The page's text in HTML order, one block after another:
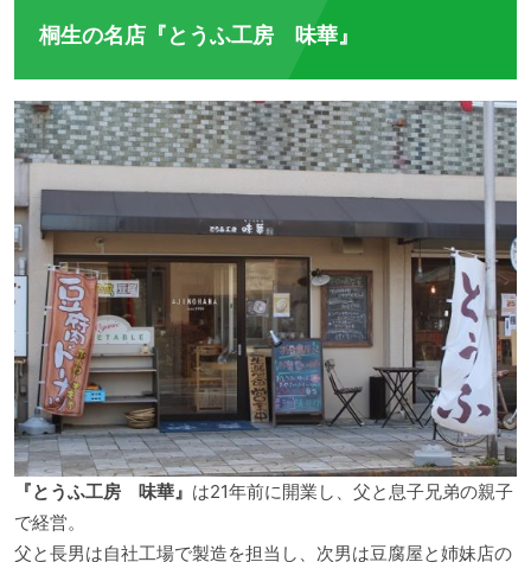
桐生の名店『とうふ工房 味華』
『とうふ工房 味華』 は21年前に開業し、父と息子兄弟の親子
で経営。
父と長男は自社工場で製造を担当し、次男は豆腐屋と姉妹店の